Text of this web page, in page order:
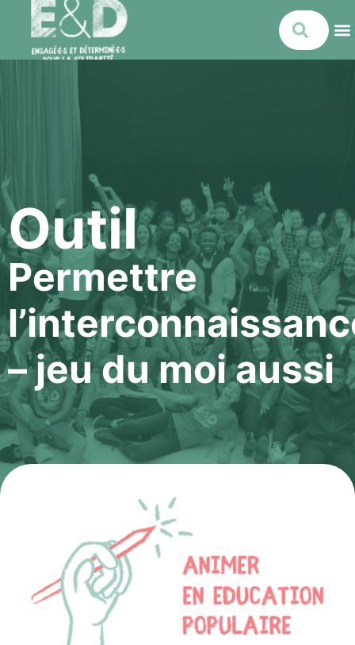
Outil
Permettre
– jeu du moi aussi